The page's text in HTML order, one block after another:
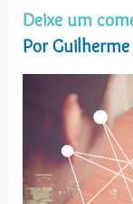
Deixe um
Por